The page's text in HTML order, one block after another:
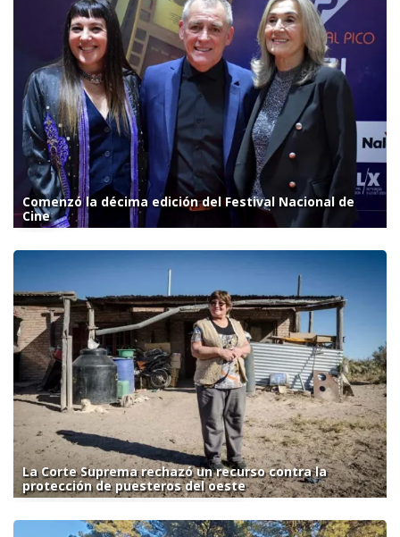
Comenzó la décima edición del Festival Nacional de
Cine
La Corte Suprema rechazó un recurso contra la
protección de puesteros del oeste